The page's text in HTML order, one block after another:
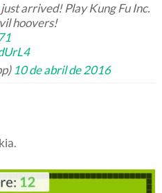
arrived! Play Kung Fu Inc.
hoovers!
10 de abril de 2016